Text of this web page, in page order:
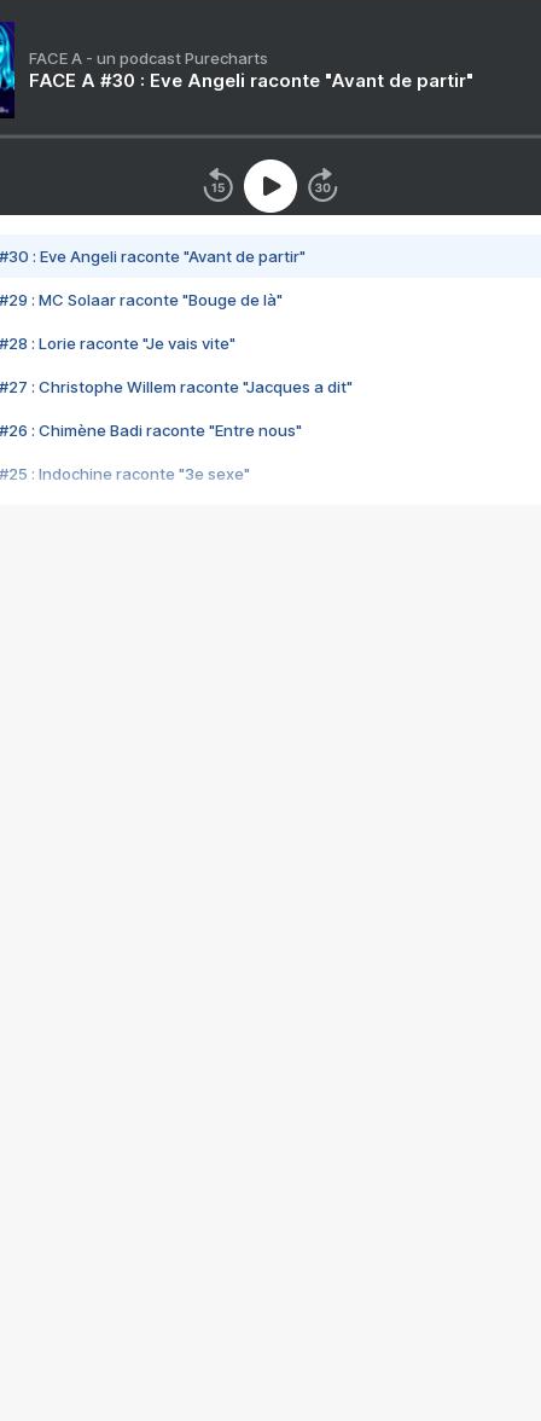
FACE A - un podcast Purecharts
FACE A #30 : Eve Angeli raconte "Avant de partir"
#30 : Eve Angeli raconte "Avant de partir"
#29 : MC Solaar raconte "Bouge de là"
#28 : Lorie raconte "Je vais vite"
#27 : Christophe Willem raconte "Jacques a dit"
#26 : Chimène Badi raconte "Entre nous"
#25 : Indochine raconte "3e sexe"